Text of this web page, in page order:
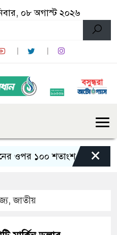
০৮ অগাস্ট ২০২৬
১০০ শতাংশ শুল্ক আরোপের বিল
×
,জাতীয়